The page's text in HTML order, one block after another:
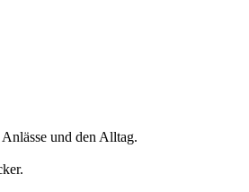
und den Alltag.